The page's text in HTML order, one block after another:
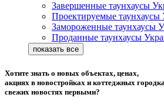
Завершенные таунхаусы
Проектируемые
Замороженные таунхаусы
Проданные таунхаусы
Хотите знать о новых объектах, ценах,
акциях в новостройках и коттеджных
свежих новостях первыми?